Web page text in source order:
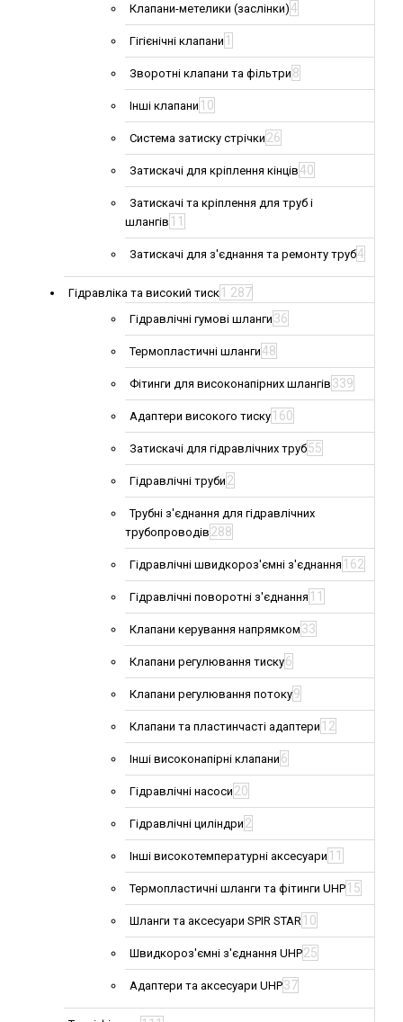
Клапани-метелики (заслінки)4
Гігієнічні клапани 1
Зворотні клапани та фільтри 8
Інші клапани 10
Система затиску стрічки 26
Затискачі для кріплення кінців40
Затискачі та кріплення для труб і
шлангів 11
Затискачі для з'єднання та ремонту труб4
Гідравліка та високий тиск 1 287
Гідравлічні гумові шланги 36
Термопластичні шланги48
Фітинги для високонапірних шлангів 339
Адаптери високого тиску 160
Затискачі для гідравлічних труб55
Гідравлічні труби 2
Трубні з'єднання для гідравлічних
трубопроводів 288
Гідравлічні швидкороз'ємні з'єднання 162
Гідравлічні поворотні з'єднання 11
Клапани керування напрямком 33
Клапани регулювання тиску6
Клапани регулювання потоку9
Клапани та пластинчасті адаптери 12
Інші високонапірні клапани 6
Гідравлічні насоси 20
Гідравлічні циліндри 2
Інші високотемпературні аксесуари 11
Термопластичні шланги та фітинги UHP 15
Шланги та аксесуари SPIR STAR 10
Швидкороз'ємні з'єднання UHP25
Адаптери та аксесуари UHP37